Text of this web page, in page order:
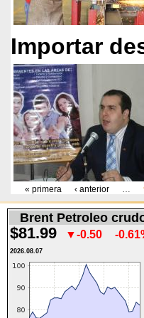
Importar
Páginas
« primera ‹ anterior …
Brent Petroleo
$81.99 ▼-0.50 -
2026.08.07